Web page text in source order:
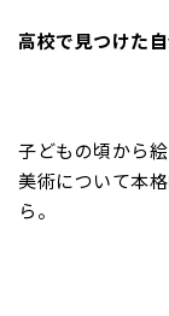
高校で見つけた
子どもの頃から
美術について本
ら。